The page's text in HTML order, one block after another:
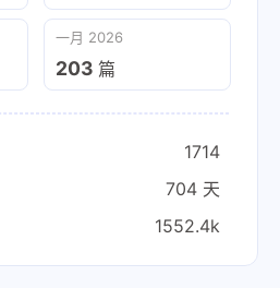
一月 2026
203 篇
1714
704 天
1552.4k